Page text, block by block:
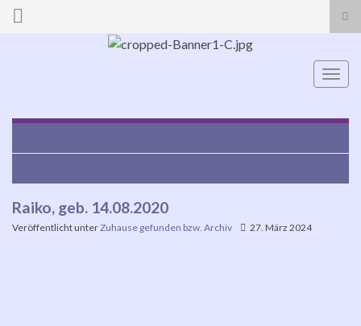
Search for:
Raiko, geb. 14.08.2020
Veröffentlicht unterZuhause gefunden bzw. Archiv 27. März 2024